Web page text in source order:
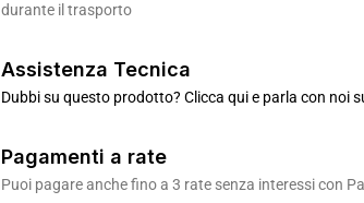
durante il trasporto
Assistenza Tecnica
Dubbi su questo prodotto? Clicca qui e parla con noi
Pagamenti a rate
Puoi pagare anche fino a 3 rate senza interessi con